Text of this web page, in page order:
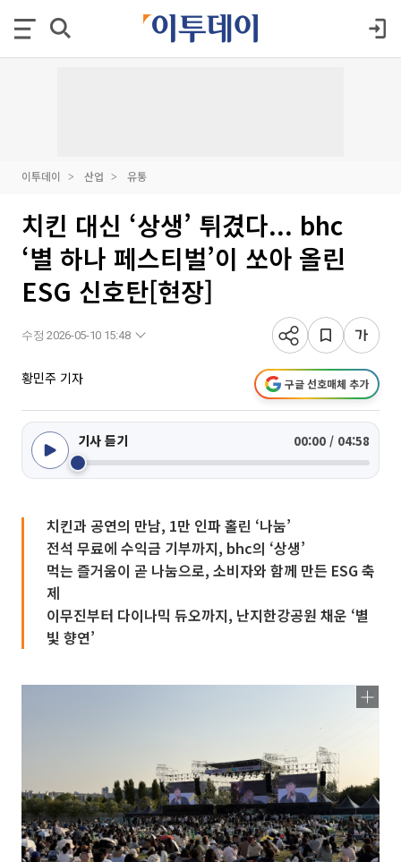
이투데이 산업 유통
치킨 대신 ‘상생’ 튀겼다... bhc
‘별 하나 페스티벌’이 쏘아 올린
ESG 신호탄[현장]
수정 2026-05-10 15:48
황민주 기자 구글 선호매체 추가
기사 듣기 00:00 / 04:58
치킨과 공연의 만남, 1만 인파 홀린 ‘나눔’
전석 무료에 수익금 기부까지, bhc의 ‘상생’
먹는 즐거움이 곧 나눔으로, 소비자와 함께 만든 ESG 축
제
이무진부터 다이나믹 듀오까지, 난지한강공원 채운 ‘별
빛 향연’